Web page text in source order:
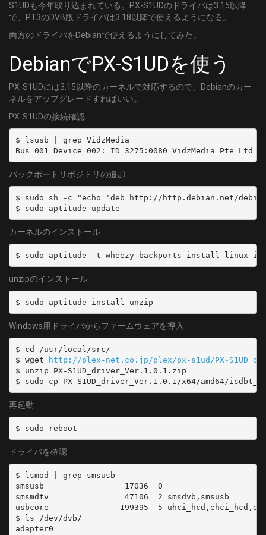
  type: BS
  type: BS
  type: BS
- name: BS17_0
  type: BS
  channel: BS17_0
  isDisabled: true
- name: BS17_1
  type: BS
  channel: BS17_1
- name: BS17_2
  channel: BS17_2
  isDisabled: true
- name: BS19_0
  type: BS
  channel: BS19_0
  channel: BS19_1
- name: BS19_2
  type: BS
- name: BS21_0
S1UDも今年取り込まれている。PX-S1UDのドライバは3.15以降
で、PT3のDVB版ドライバは3.18以降で使えるようになる。
両方のドライバをDebianで使えるようにしてみた。
DebianでPX-S1UDを使う
PX-S1UDには3.15以降のカーネルで対応するので、Debianのカー
ネルをアップグレードすればいい。
PX-S1UDの接続確認
$ lsusb | grep VidzMedia
Bus 001 Device 002: ID 3275:0080 VidzMedia Pte Ltd
バックポートリポジトリの追加
$ sudo sh -c "echo 'deb http://http.debian.net/
$ sudo aptitude update
カーネルのインストール
$ sudo aptitude -t wheezy-backports install linux-
unzipのインストール
$ sudo aptitude install unzip
Windows用ドライバからファームウェアを導入
$ cd /usr/local/src/
$ wget
http://plex-net.co.jp/plex/px-s1ud/PX-
$ unzip PX-S1UD_driver_Ver.1.0.1.zip
$ sudo cp PX-S1UD_driver_Ver.1.0.1/x64/amd64/
再起動
$ sudo reboot
ドライバを確認
$ lsmod | grep smsusb
smsusb                 17036  0
smsmdtv                47106  2 smsdvb,smsusb
usbcore               199395  5
$ ls /dev/dvb/
adapter0